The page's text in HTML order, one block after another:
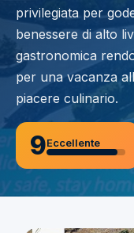
privilegiata per
benessere di alto
gastronomica
per una vacanza
piacere culinario.
9Eccellente